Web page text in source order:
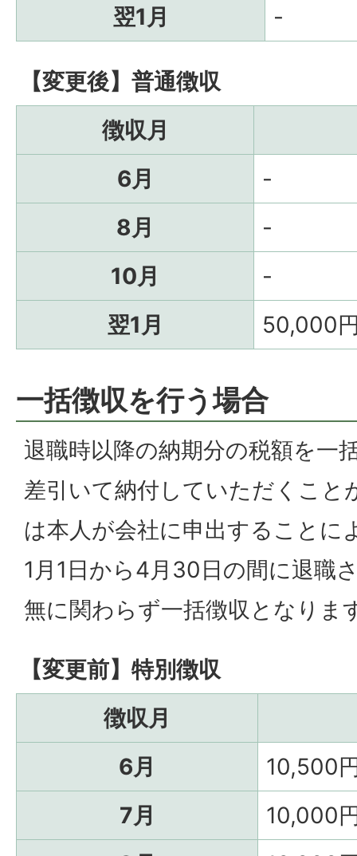
翌1月
-
【変更後】普通徴収
徴収月
6月
-
8月
-
10月
-
翌1月
50,000
一括徴収を行う場合
退職時以降の納期分の税額を一
差引いて納付していただくこと
は本人が会社に申出することに
1月1日から4月30日の間に退職
無に関わらず一括徴収となりま
【変更前】特別徴収
徴収月
6月
10,500
7月
10,000